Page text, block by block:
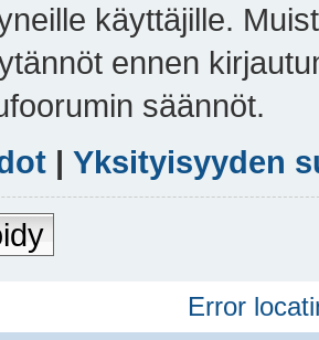
käyttäjille.
ennen
säännöt.
| Yksityisyyden
Error